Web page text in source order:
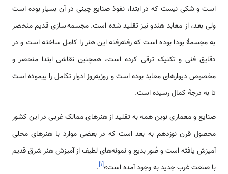
است و شکی نیست که در ابتدا، نفوذ صنایع چینی در آن بسیار بوده است
ولی بعد، از معابد هندو نیز تقلید شده است. مجسمه‌سازی قدیم منحصر
به مجسمهٔ بودا بوده است که رفته‌رفته این هنر را کامل ساخته است و در
دقایق فنی و تکنیک ترقی کرده است، همچنین نقاشی ابتدا منحصر و
مخصوص دیوارهای معابد بوده است و روزبه‌روز ادوار تکامل را پیموده است
تا به درجهٔ کمال رسیده است.
صنایع و معماری نوین همه به تقلید از هنرهای ممالک غربی در این کشور
محصول قرن نوزدهم به بعد است که در بعضی موارد با هنرهای محلی
آمیزش یافته است و صُور بدیع و نمونه‌های لطیف از آمیزش هنر شرق قدیم
با صنعت غرب جدید به وجود آمده است»[۱]
.